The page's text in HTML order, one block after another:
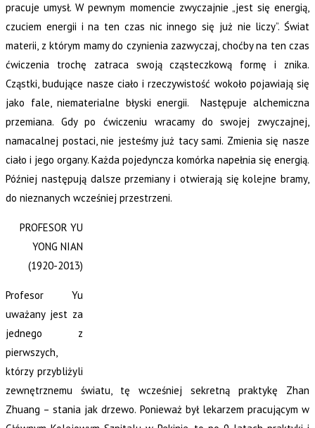
pracuje umysł. W pewnym momencie zwyczajnie „jest się energią,
czuciem energii i na ten czas nic innego się już nie liczy”. Świat
materii, z którym mamy do czynienia zazwyczaj, choćby na ten czas
ćwiczenia trochę zatraca swoją cząsteczkową formę i znika.
Cząstki, budujące nasze ciało i rzeczywistość wokoło pojawiają się
jako fale, niematerialne błyski energii. Następuje alchemiczna
przemiana. Gdy po ćwiczeniu wracamy do swojej zwyczajnej,
namacalnej postaci, nie jesteśmy już tacy sami. Zmienia się nasze
ciało i jego organy. Każda pojedyncza komórka napełnia się energią.
Później następują dalsze przemiany i otwierają się kolejne bramy,
do nieznanych wcześniej przestrzeni.
PROFESOR YU
YONG NIAN
(1920-2013)
Profesor Yu
uważany jest za
jednego z
pierwszych,
którzy przybliżyli
zewnętrznemu światu, tę wcześniej sekretną praktykę Zhan
Zhuang – stania jak drzewo. Ponieważ był lekarzem pracującym w